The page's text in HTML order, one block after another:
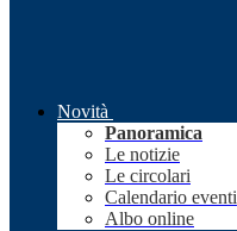
Novità
Panoramica
Le notizie
Le circolari
Calendario eventi
Albo online